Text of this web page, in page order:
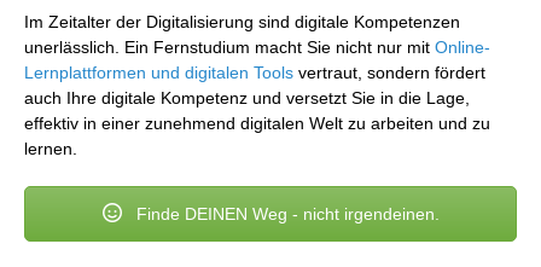
Im Zeitalter der Digitalisierung sind digitale Kompetenzen
unerlässlich. Ein Fernstudium macht Sie nicht nur mit Online-
Lernplattformen und digitalen Tools vertraut, sondern fördert
auch Ihre digitale Kompetenz und versetzt Sie in die Lage,
effektiv in einer zunehmend digitalen Welt zu arbeiten und zu
lernen.
Finde DEINEN Weg - nicht irgendeinen.